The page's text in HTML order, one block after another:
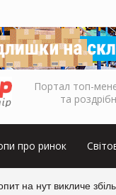
Портал топ-
та
про ринок
на нут викличе